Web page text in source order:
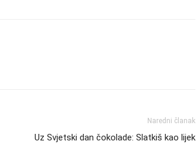
Naredni članak
Uz Svjetski dan čokolade: Slatkiš kao lijek